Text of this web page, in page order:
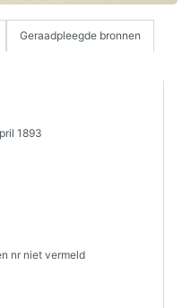
Geraadpleegde bronnen
1893
nr niet vermeld